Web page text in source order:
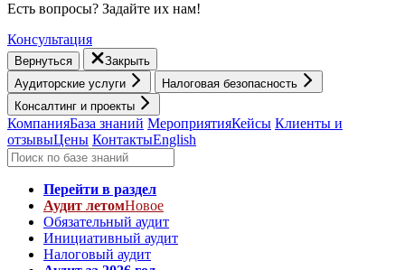
Есть вопросы? Задайте их нам!
Консультация
Вернуться
Закрыть
Аудиторские услуги
Налоговая безопасность
Консалтинг и проекты
КомпанияБаза знаний МероприятияКейсы Клиенты и
отзывыЦены КонтактыEnglish
Перейти в раздел
Аудит летомНовое
Обязательный аудит
Инициативный аудит
Налоговый аудит